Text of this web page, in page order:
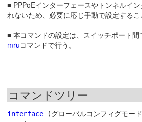
■ PPPoEインターフェースやトンネルイ
れないため、必要に応じ手動で設定するこ
■ 本コマンドの設定は、スイッチポート
mruコマンドで行う。
コマンドツリー
interface (グローバルコンフィグモー